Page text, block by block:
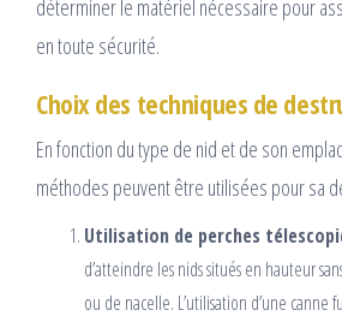
déterminer le matériel nécessaire pour
en toute sécurité.
Choix des techniques de
En fonction du type de nid et de son
méthodes peuvent être utilisées pour sa
Utilisation de perches
d’atteindre les nids situés en hauteur
ou de nacelle. L’utilisation d’une canne